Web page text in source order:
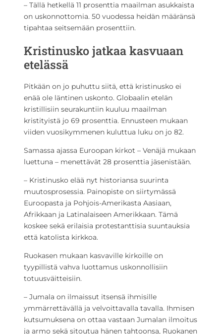
– Tällä hetkellä 11 prosenttia maailman asukkaista
on uskonnottomia. 50 vuodessa heidän määränsä
tipahtaa seitsemään prosenttiin.
Kristinusko jatkaa kasvuaan
etelässä
Pitkään on jo puhuttu siitä, että kristinusko ei
enää ole läntinen uskonto. Globaalin etelän
kristillisiin seurakuntiin kuuluu maailman
kristityistä jo 69 prosenttia. Ennusteen mukaan
viiden vuosikymmenen kuluttua luku on jo 82.
Samassa ajassa Euroopan kirkot – Venäjä mukaan
luettuna – menettävät 28 prosenttia jäsenistään.
– Kristinusko elää nyt historiansa suurinta
muutosprosessia. Painopiste on siirtymässä
Euroopasta ja Pohjois-Amerikasta Aasiaan,
Afrikkaan ja Latinalaiseen Amerikkaan. Tämä
koskee sekä erilaisia protestanttisia suuntauksia
että katolista kirkkoa.
Ruokasen mukaan kasvaville kirkoille on
tyypillistä vahva luottamus uskonnollisiin
totuusväitteisiin.
– Jumala on ilmaissut itsensä ihmisille
ymmärrettävällä ja velvoittavalla tavalla. Ihmisen
kutsumuksena on ottaa vastaan Jumalan ilmoitus
ja armo sekä sitoutua hänen tahtoonsa, Ruokanen